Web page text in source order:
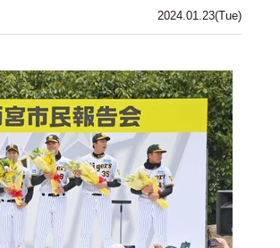
2024.01.23(Tue)